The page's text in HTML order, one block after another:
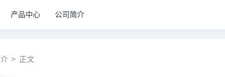
产品中心 公司简介
> 正文